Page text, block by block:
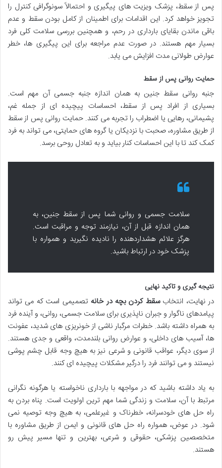
پس از سقط، پزشک ویزیت های پیگیری و احتمالاً سونوگرافی کنترل را
تجویز خواهد کرد. این اقدامات برای اطمینان ازکامل بودن سقط و عدم
باقی ماندن بقایای بارداری در رحم، و همچنین بررسی سلامت کلی فرد
بسیار مهم هستند. در صورت عدم مراجعه برای این پیگیری ها، خطر
عوارض طولانی مدت افزایش می یابد.
حمایت روانی پس از سقط
جنبه روانی سقط جنین به همان اندازه جنبه جسمی آن مهم است.
بسیاری از افراد پس از سقط، احساسات پیچیده ای از جمله غم،
پشیمانی، رهایی یا اضطراب را تجربه می کنند. حمایت روانی پس از سقط
از طریق مشاوره، صحبت با نزدیکان یا گروه های حمایتی، می تواند به فرد
کمک کند تا با این احساسات کنار بیاید و به تعادل روحی برسد.
سلامت جسمی و روانی شما پس از سقط جنین، به
همان اندازه قبل از آن، نیازمند توجه و مراقبت است.
هرگز علائم هشداردهنده را نادیده نگیرید و همواره با
پزشک خود در ارتباط باشید.
نتیجه گیری و تاکید نهایی
در نهایت، انتخابسقط کردن بچه در خانه تصمیمی است که می تواند
پیامدهای ناگوار و جبران ناپذیری برای سلامت جسمی، روانی، و آینده فرد
به همراه داشته باشد. خطرات مرگبار ناشی از خونریزی های شدید، عفونت
ها، آسیب های داخلی، و عوارض روانی بلندمدت، واقعی و جدی هستند.
از سوی دیگر، عواقب قانونی و شرعی نیز به هیچ وجه قابل چشم پوشی
نیستند و می توانند فرد را درگیر مشکلات پیچیده ای کنند.
به یاد داشته باشید که در مواجهه با بارداری ناخواسته یا هرگونه نگرانی
مرتبط با آن، سلامت و زندگی شما مهم ترین اولویت است. پناه بردن به
راه حل های خودسرانه، خطرناک و غیرعلمی، به هیچ وجه توصیه نمی
شود. در عوض، همواره راه حل های قانونی و ایمن از طریقمشاوره با
متخصصین پزشکی، حقوقی و شرعی، بهترین و تنها مسیر پیش رو
هستند.